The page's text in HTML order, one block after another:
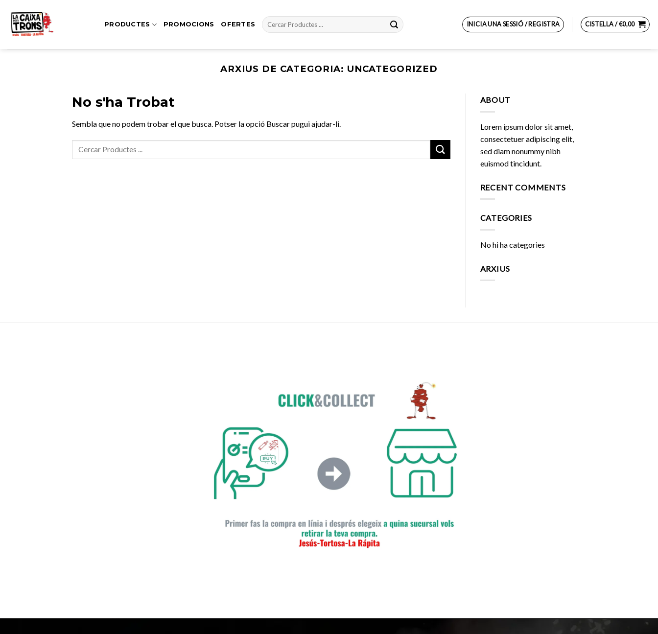
content
PRODUCTES PROMOCIONS OFERTES
Cerca: INICIA UNA SESSIÓ / REGISTRA CISTELLA /€0,00
ARXIUS DE CATEGORIA: UNCATEGORIZED
No s'ha Trobat
Sembla que no podem trobar el que busca. Potser la opció Buscar pugui ajudar-li.
ABOUT
Lorem ipsum dolor sit amet,
consectetuer adipiscing elit,
sed diam nonummy nibh
euismod tincidunt.
RECENT COMMENTS
CATEGORIES
No hi ha categories
ARXIUS